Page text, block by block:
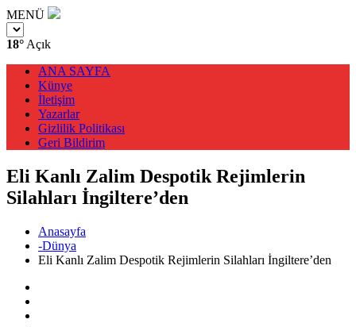
MENÜ
18° Açık
ANA SAYFA
Künye
İletişim
Yazarlar
Gizlilik Politikası
Geri Bildirim
Eli Kanlı Zalim Despotik Rejimlerin
Silahları İngiltere’den
Anasayfa
-Dünya
Eli Kanlı Zalim Despotik Rejimlerin Silahları İngiltere’den